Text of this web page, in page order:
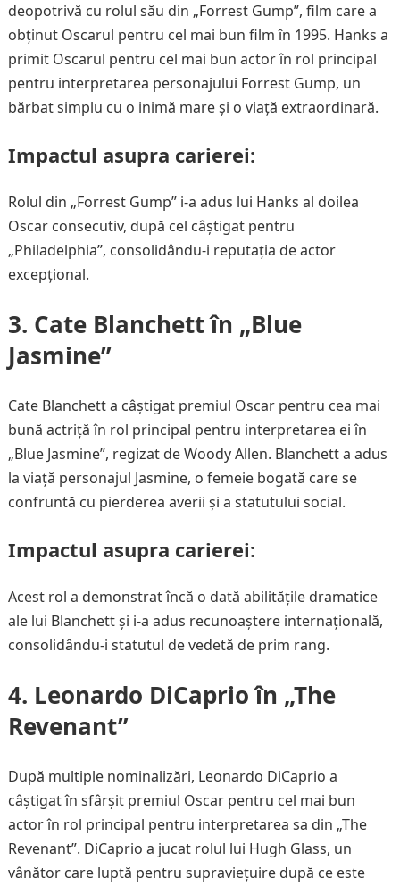
deopotrivă cu rolul său din „Forrest Gump”, film care a
obținut Oscarul pentru cel mai bun film în 1995. Hanks a
primit Oscarul pentru cel mai bun actor în rol principal
pentru interpretarea personajului Forrest Gump, un
bărbat simplu cu o inimă mare și o viață extraordinară.
Impactul asupra carierei:
Rolul din „Forrest Gump” i-a adus lui Hanks al doilea
Oscar consecutiv, după cel câștigat pentru
„Philadelphia”, consolidându-i reputația de actor
excepțional.
3. Cate Blanchett în „Blue
Jasmine”
Cate Blanchett a câștigat premiul Oscar pentru cea mai
bună actriță în rol principal pentru interpretarea ei în
„Blue Jasmine”, regizat de Woody Allen. Blanchett a adus
la viață personajul Jasmine, o femeie bogată care se
confruntă cu pierderea averii și a statutului social.
Impactul asupra carierei:
Acest rol a demonstrat încă o dată abilitățile dramatice
ale lui Blanchett și i-a adus recunoaștere internațională,
consolidându-i statutul de vedetă de prim rang.
4. Leonardo DiCaprio în „The
Revenant”
După multiple nominalizări, Leonardo DiCaprio a
câștigat în sfârșit premiul Oscar pentru cel mai bun
actor în rol principal pentru interpretarea sa din „The
Revenant”. DiCaprio a jucat rolul lui Hugh Glass, un
vânător care luptă pentru supraviețuire după ce este